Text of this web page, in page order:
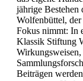
jährige Bestehen
Wolfenbüttel,
Fokus nimmt: In
Klassik Stiftung
Beiträgen